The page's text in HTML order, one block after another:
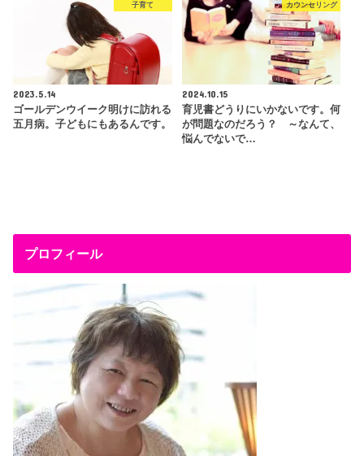
子育て
2023.5.14
ゴールデンウイーク明けに訪れる
五月病。子どもにもあるんです。
カウンセリング
2024.10.15
育児書どうりにいかないです。何
が問題なのだろう？ ～なんて、
悩んでないで…
プロフィール